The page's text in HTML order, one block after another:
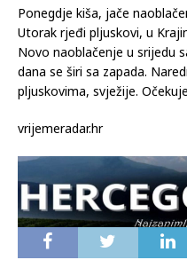
Ponegdje kiša, jače
Utorak rjeđi pljuskovi, u
Novo naoblačenje u srijedu
dana se širi sa zapada.
pljuskovima, svježije.
vrijemeradar.hr